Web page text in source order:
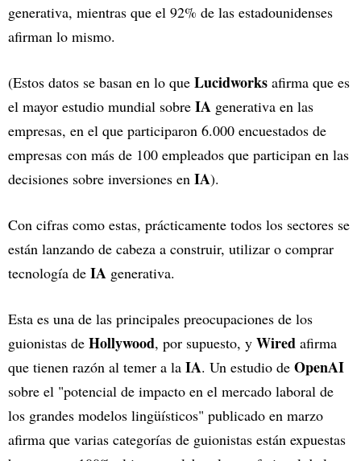
generativa, mientras que el 92% de las estadounidenses
afirman lo mismo.
(Estos datos se basan en lo que Lucidworks afirma que es
el mayor estudio mundial sobre IA generativa en las
empresas, en el que participaron 6.000 encuestados de
empresas con más de 100 empleados que participan en las
decisiones sobre inversiones en IA).
Con cifras como estas, prácticamente todos los sectores se
están lanzando de cabeza a construir, utilizar o comprar
tecnología de IA generativa.
Esta es una de las principales preocupaciones de los
guionistas de Hollywood, por supuesto, y Wired afirma
que tienen razón al temer a la IA. Un estudio de OpenAI
sobre el "potencial de impacto en el mercado laboral de
los grandes modelos lingüísticos" publicado en marzo
afirma que varias categorías de guionistas están expuestas